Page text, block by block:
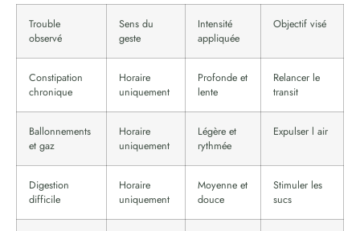
Trouble
observé
Sens du
geste
Intensité
appliquée
Objectif visé
Constipation
chronique
Horaire
uniquement
Profonde et
lente
Relancer le
transit
Ballonnements
et gaz
Horaire
uniquement
Légère et
rythmée
Expulser l air
Digestion
difficile
Horaire
uniquement
Moyenne et
douce
Stimuler les
sucs